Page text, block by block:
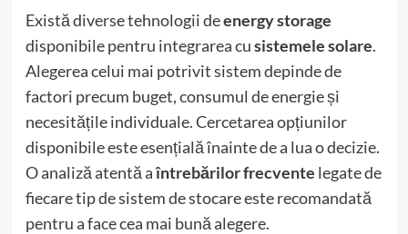
Există diverse tehnologii deenergy storage
disponibile pentru integrarea cusistemele solare.
Alegerea celui mai potrivit sistem depinde de
factori precum buget, consumul de energie și
necesitățile individuale. Cercetarea opțiunilor
disponibile este esențială înainte de a lua o decizie.
O analiză atentă aîntrebărilor frecvente legate de
fiecare tip de sistem de stocare este recomandată
pentru a face cea mai bună alegere.